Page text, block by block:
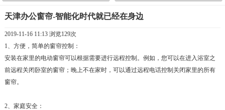
天津办公窗帘-智能化时代就已经在身边
2019-11-16 11:13 浏览129次
1、方便，简单的窗帘控制：
安装在家里的电动窗帘可以根据需要进行远程控制。例如，您可以在进入浴室之
前远程关闭卧室的窗帘；晚上不在家时，可以通过远程电话控制关闭家里的所有
窗帘。
2、家庭安全：